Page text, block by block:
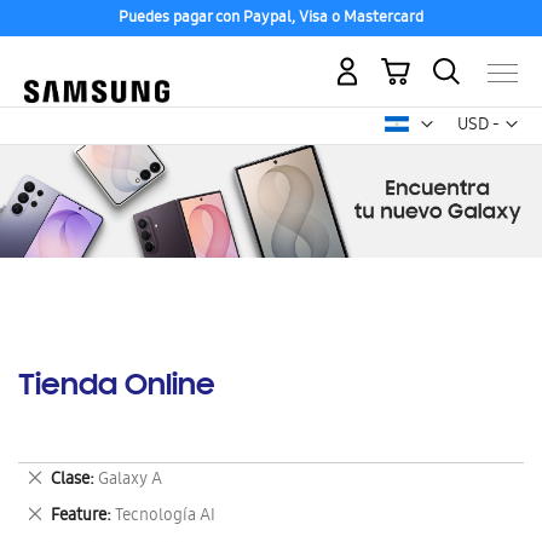
Puedes pagar con Paypal, Visa o Mastercard
USD -
dólar
Mi carrito
Tienda Online
Clase Galaxy A
Eliminar
este
artículo
Feature Tecnología AI
Eliminar